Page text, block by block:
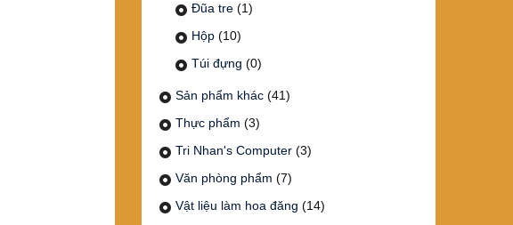
Đũa tre (1)
Hộp (10)
Túi đựng (0)
Sản phẩm khác (41)
Thực phẩm (3)
Tri Nhan's Computer (3)
Văn phòng phẩm (7)
Vật liệu làm hoa đăng (14)